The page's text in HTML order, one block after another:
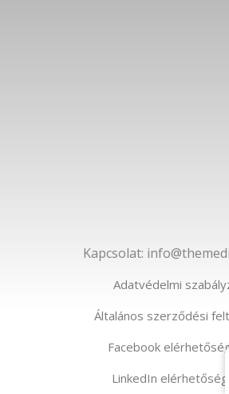
Kapcsolat:
Adatvédelmi
Általános szerződési
Facebook
LinkedIn